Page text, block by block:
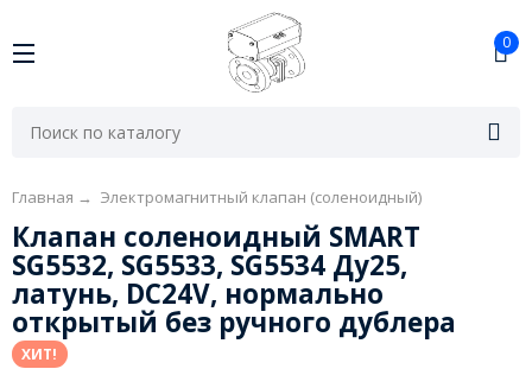
0
Главная → Электромагнитный клапан (соленоидный)
Клапан соленоидный SMART
SG5532, SG5533, SG5534 Ду25,
латунь, DC24V, нормально
открытый без ручного дублера
ХИТ!